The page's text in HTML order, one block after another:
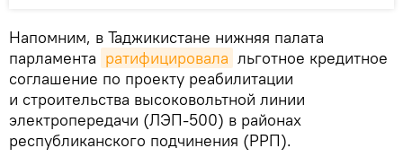
Напомним, в Таджикистане нижняя палата
парламента ратифицировала льготное кредитное
соглашение по проекту реабилитации
и строительства высоковольтной линии
электропередачи (ЛЭП-500) в районах
республиканского подчинения (РРП).